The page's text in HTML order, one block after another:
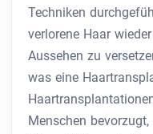
Techniken
verlorene Haar
Aussehen zu
was eine
Menschen